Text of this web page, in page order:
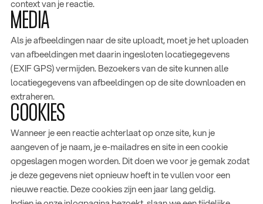
HOOFDMENU
Wat we doen
Succesverhalen
Insights
Over ons
Werken bij Nexpact
Contact
Projectmanagement en coördinatie
Technisch advies en systeemintegratie
Operationele optimalisatie
Datamanagement en analyse
Cybersecurity en compliance
info@nexpact.com
Liessentstraat 9a,
5405 AH Uden
context van je reactie.
MEDIA
Als je afbeeldingen naar de site uploadt, moet je het uploaden
van afbeeldingen met daarin ingesloten locatiegegevens
(EXIF GPS) vermijden. Bezoekers van de site kunnen alle
locatiegegevens van afbeeldingen op de site downloaden en
extraheren.
COOKIES
Wanneer je een reactie achterlaat op onze site, kun je
aangeven of je naam, je e-mailadres en site in een cookie
opgeslagen mogen worden. Dit doen we voor je gemak zodat
je deze gegevens niet opnieuw hoeft in te vullen voor een
nieuwe reactie. Deze cookies zijn een jaar lang geldig.